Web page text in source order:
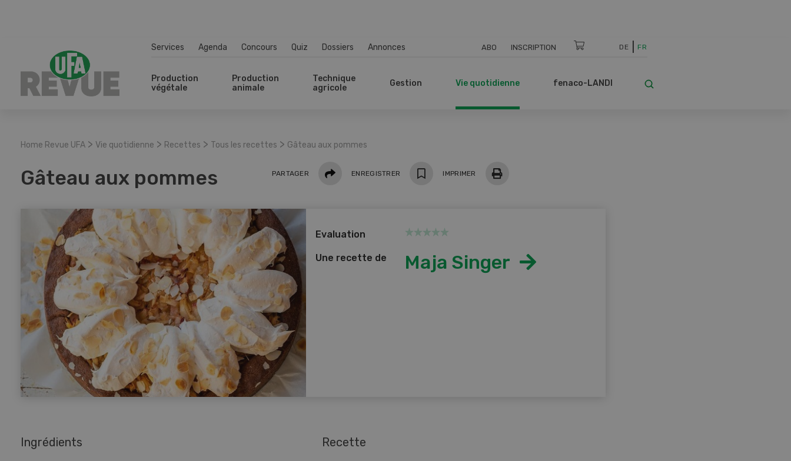
Services Agenda Concours Quiz Dossiers Annonces ABO INSCRIPTION DE FR
Production
végétale
Production
animale
Technique
agricole
Gestion Vie quotidienne fenaco-LANDI
Home Revue UFA > Vie quotidienne > Recettes > Tous les recettes > Gâteau aux pommes
Gâteau aux pommes PARTAGER PartagerENREGISTRER IMPRIMER
Evaluation
Une recette de Maja Singer
Ingrédients Recette